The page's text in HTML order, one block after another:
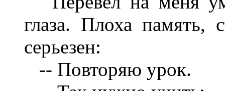
глаза. Плоха память,
серьезен:
-- Повторяю урок.